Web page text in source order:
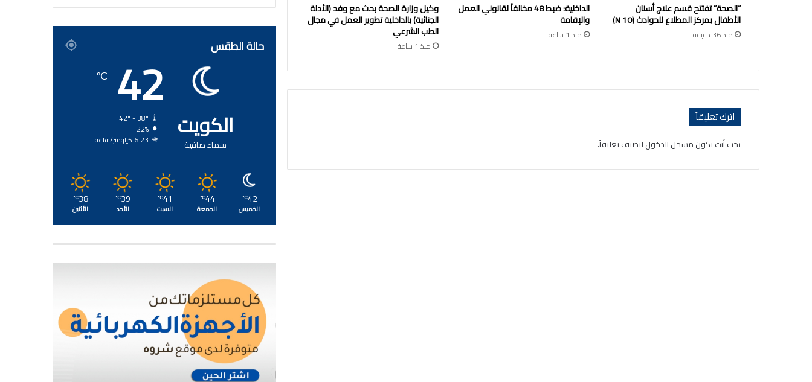
“الصحة” تفتتح قسم علاج أسنان
الأطفال بمركز المطلاع للحوادث (10 N)
منذ 36 دقيقة
الداخلية: ضبط 48 مخالفاً لقانوني العمل
والإقامة
منذ 1 ساعة
وكيل وزارة الصحة بحث مع وفد (الأدلة
الجنائية) بالداخلية تطوير العمل في مجال
الطب الشرعي
منذ 1 ساعة
اترك تعليقاً
يجب أنت تكون مسجل الدخول لتضيف تعليقاً.
حالة الطقس
الكويت
سماء صافية
42
℃
22%
6.23 كيلومتر/ساعة
42
℃
الخميس
44
℃
الجمعة
41
℃
السبت
39
℃
الأحد
38
℃
الأثنين